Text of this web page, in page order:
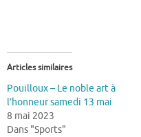
Articles similaires
Pouilloux – Le noble art à
l’honneur samedi 13 mai
8 mai 2023
Dans "Sports"